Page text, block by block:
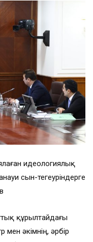
идеологиялық
сын-тегеуріндерге
құрылтайдағы
әкімнің, әрбір